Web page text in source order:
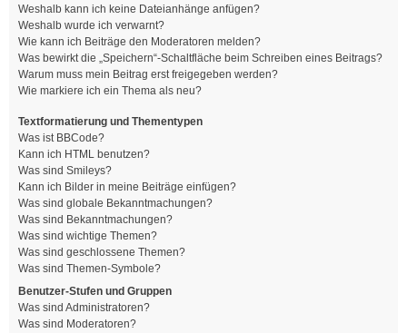
Weshalb kann ich keine Dateianhänge anfügen?
Weshalb wurde ich verwarnt?
Wie kann ich Beiträge den Moderatoren melden?
Was bewirkt die „Speichern“-Schaltfläche beim Schreiben eines Beitrags?
Warum muss mein Beitrag erst freigegeben werden?
Wie markiere ich ein Thema als neu?
Textformatierung und Thementypen
Was ist BBCode?
Kann ich HTML benutzen?
Was sind Smileys?
Kann ich Bilder in meine Beiträge einfügen?
Was sind globale Bekanntmachungen?
Was sind Bekanntmachungen?
Was sind wichtige Themen?
Was sind geschlossene Themen?
Was sind Themen-Symbole?
Benutzer-Stufen und Gruppen
Was sind Administratoren?
Was sind Moderatoren?